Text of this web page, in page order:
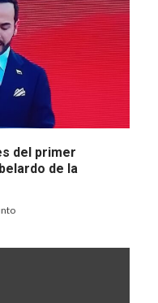
del primer
de la